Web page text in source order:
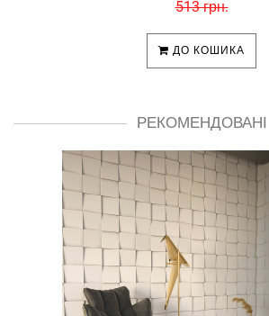
513 грн.
ДО КОШИКА
РЕКОМЕНДОВАНІ